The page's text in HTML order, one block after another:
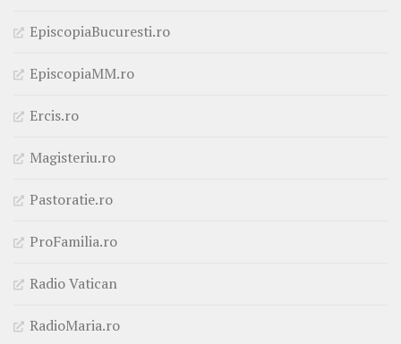
EpiscopiaBucuresti.ro
EpiscopiaMM.ro
Ercis.ro
Magisteriu.ro
Pastoratie.ro
ProFamilia.ro
Radio Vatican
RadioMaria.ro